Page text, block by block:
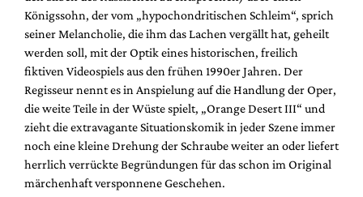
Podcast
Service
Shop / Abo
Newsletter
Redaktion
Autor:innen
Partner
Mediadaten
Königssohn, der vom „hypochondritischen Schleim“, sprich
seiner Melancholie, die ihm das Lachen vergällt hat, geheilt
werden soll, mit der Optik eines historischen, freilich
fiktiven Videospiels aus den frühen 1990er Jahren. Der
Regisseur nennt es in Anspielung auf die Handlung der Oper,
die weite Teile in der Wüste spielt, „Orange Desert III“ und
zieht die extravagante Situationskomik in jeder Szene immer
noch eine kleine Drehung der Schraube weiter an oder liefert
herrlich verrückte Begründungen für das schon im Original
märchenhaft versponnene Geschehen.